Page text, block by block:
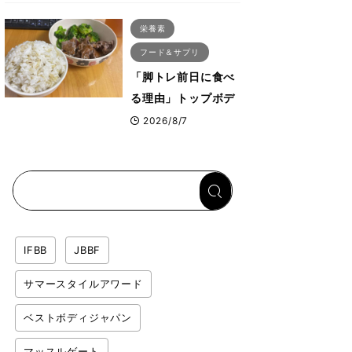
ス・プルオーバーマ
シン”とは？
栄養素
フード＆サプリ
「脚トレ前日に食べ
る理由」トップボデ
ィビルダーが愛用す
2026/8/7
IFBB JBBF
サマースタイルアワード
ベストボディジャパン